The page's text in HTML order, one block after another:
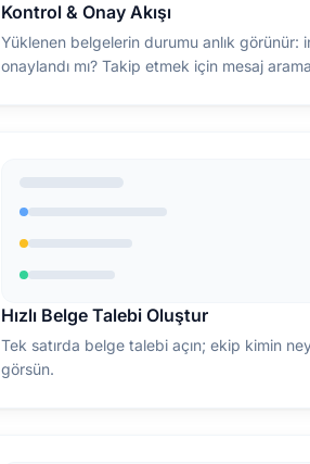
Kontrol & Onay Akışı
Yüklenen belgelerin durumu anlık görünür:
onaylandı mı? Takip etmek için mesaj
Hızlı Belge Talebi Oluştur
Tek satırda belge talebi açın; ekip kimin
görsün.